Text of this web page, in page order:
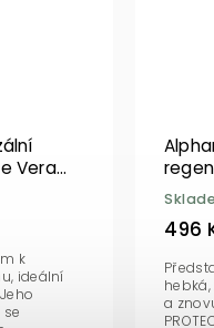
Vera
k
ideální
ml BIO
496
a